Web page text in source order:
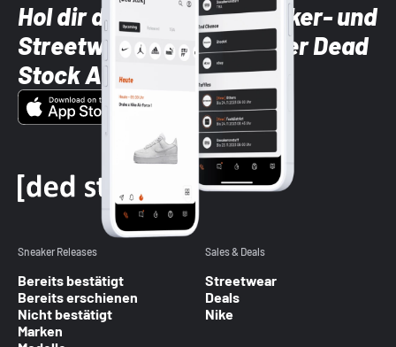
Hol dir die neuesten Sneaker- und
Streetwear-Brands mit der Dead
Stock App
Sneaker Releases
Bereits bestätigt
Bereits erschienen
Nicht bestätigt
Marken
Sales & Deals
Streetwear
Deals
Nike